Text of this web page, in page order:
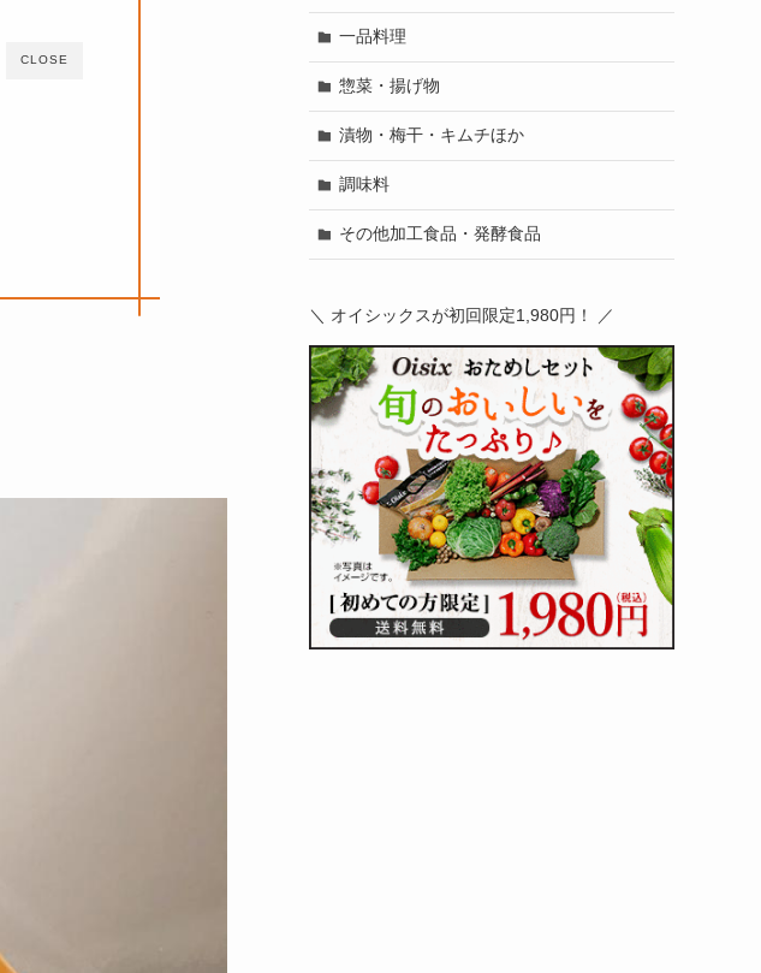
CLOSE
一品料理
惣菜・揚げ物
漬物・梅干・キムチほか
調味料
その他加工食品・発酵食品
＼ オイシックスが初回限定1,980円！ ／